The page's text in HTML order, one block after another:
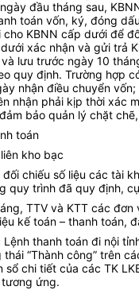
đầu tháng sau,
toán vốn, ký, đóng
KBNN cấp dưới để
xác nhận và gửi trả
lưu trước ngày 10
quy định. Trường hợp
nhận điều chuyển
nhận phải kịp thời xác
bảo quản lý chặt
toán
kho bạc
chiếu số liệu các tài
quy trình đã quy định,
TTV và KTT các đơn
kế toán – thanh toán,
thanh toán đi nội
“Thành công” trên
sổ chi tiết của các TK
ứng.